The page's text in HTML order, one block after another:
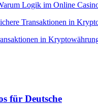
Logik im Online
in
für Deutsche